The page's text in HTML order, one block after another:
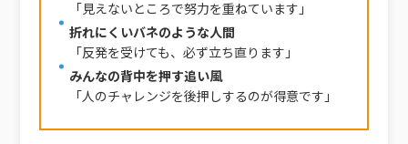
「見えないところで努力を重ねています」
折れにくいバネのような人間
「反発を受けても、必ず立ち直ります」
みんなの背中を押す追い風
「人のチャレンジを後押しするのが得意です」